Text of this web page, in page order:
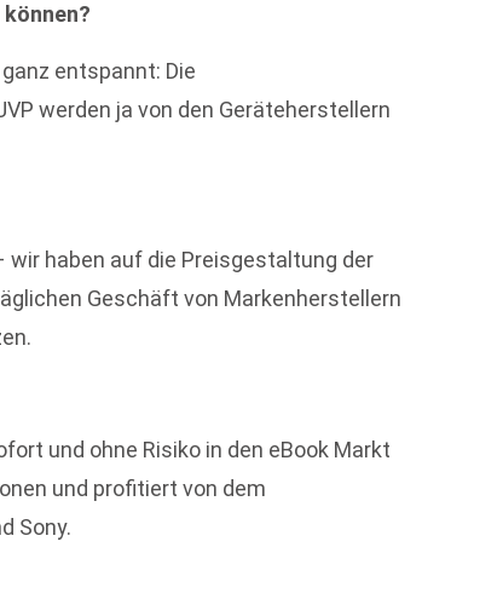
entspannt: Die
werden ja von den Geräteherstellern
wir haben auf die Preisgestaltung der
Geschäft von Markenherstellern
und ohne Risiko in den eBook Markt
und profitiert von dem
Sony.